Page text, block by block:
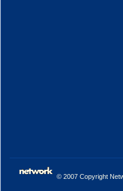
© 2007 Copyright